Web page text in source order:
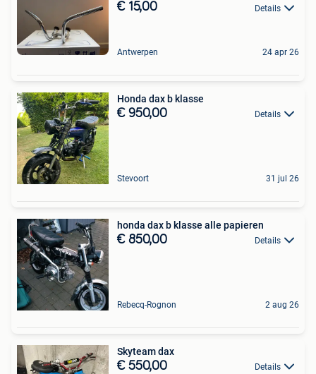
€ 15,00 Details
Antwerpen 24 apr 26
Honda dax b klasse
€ 950,00 Details
Stevoort 31 jul 26
honda dax b klasse alle papieren
€ 850,00 Details
Rebecq-Rognon 2 aug 26
Skyteam dax
€ 550,00 Details